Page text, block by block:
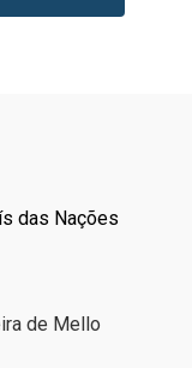
das Nações
de Mello